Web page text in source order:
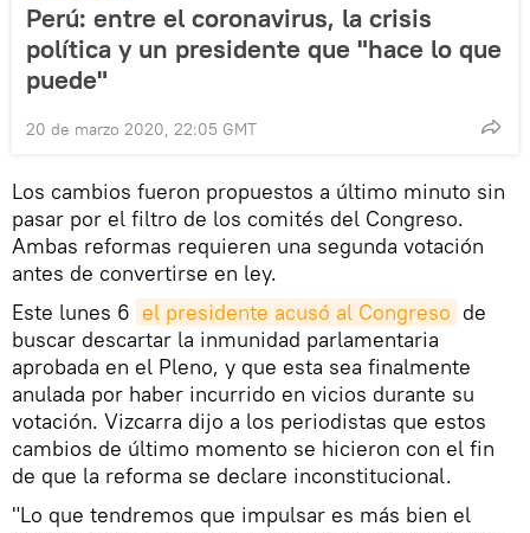
Perú: entre el coronavirus, la crisis
política y un presidente que "hace lo que
puede"
20 de marzo 2020, 22:05 GMT
Los cambios fueron propuestos a último minuto sin
pasar por el filtro de los comités del Congreso.
Ambas reformas requieren una segunda votación
antes de convertirse en ley.
Este lunes 6 el presidente acusó al Congreso de
buscar descartar la inmunidad parlamentaria
aprobada en el Pleno, y que esta sea finalmente
anulada por haber incurrido en vicios durante su
votación. Vizcarra dijo a los periodistas que estos
cambios de último momento se hicieron con el fin
de que la reforma se declare inconstitucional.
"Lo que tendremos que impulsar es más bien el